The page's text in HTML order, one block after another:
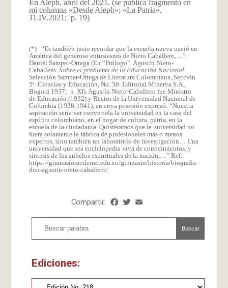
En Aleph, abril del 2021. (se publica fragmento en
mi columna «Desde Aleph»; «La Patria»,
11.IV.2021; p. 19)
(*) “Es también justo recordar que la escuela nueva nació en
América del generoso entusiasmo de Nieto Caballero,…”:
Daniel Samper-Ortega (En “Prólogo”. Agustín Nieto-
Caballero. Sobre el problema de la Educación Nacional.
Selección Samper-Ortega de Literatura Colombiana, Sección
5ª. Ciencias y Educación, No. 50. Editorial Minerva S.A.,
Bogotá 1937; p. XI). Agustín Nieto-Caballero fue Ministro
de Educación (1932) y Rector de la Universidad Nacional de
Colombia (1938-1941), en cuya posesión expresó: “Nuestra
aspiración sería ver convertida la universidad en la casa del
espíritu colombiano, en el hogar de cultura, patria, en la
escuela de la ciudadanía. Quisiéramos que la universidad no
fuera solamente la fábrica de profesionales más o menos
expertos, sino también un laboratorio de investigación… Una
universidad que sea enciclopedia viva de conocimientos, y
síntesis de los anhelos espirituales de la nación,…” Ref.:
https://gimnasiomoderno.edu.co/gimnasio/historia/biografia-
don-agustin-nieto-caballero/
Compartir: Facebook
Twitter
Buscar
Ediciones: